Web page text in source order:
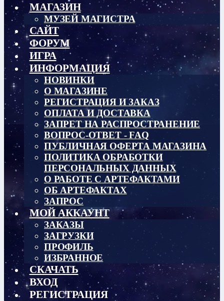
МАГАЗИН
МУЗЕЙ МАГИСТРА
САЙТ
ФОРУМ
ИГРА
ИНФОРМАЦИЯ
НОВИНКИ
О МАГАЗИНЕ
РЕГИСТРАЦИЯ И ЗАКАЗ
ОПЛАТА И ДОСТАВКА
ЗАПРЕТ НА РАСПРОСТРАНЕНИЕ
ВОПРОС-ОТВЕТ - FAQ
ПУБЛИЧНАЯ ОФЕРТА МАГАЗИНА
ПОЛИТИКА ОБРАБОТКИ
ПЕРСОНАЛЬНЫХ ДАННЫХ
О РАБОТЕ С АРТЕФАКТАМИ
ОБ АРТЕФАКТАХ
ЗАПРОС
МОЙ АККАУНТ
ЗАКАЗЫ
ЗАГРУЗКИ
ПРОФИЛЬ
ИЗБРАННОЕ
СКАЧАТЬ
ВХОД
РЕГИСТРАЦИЯ